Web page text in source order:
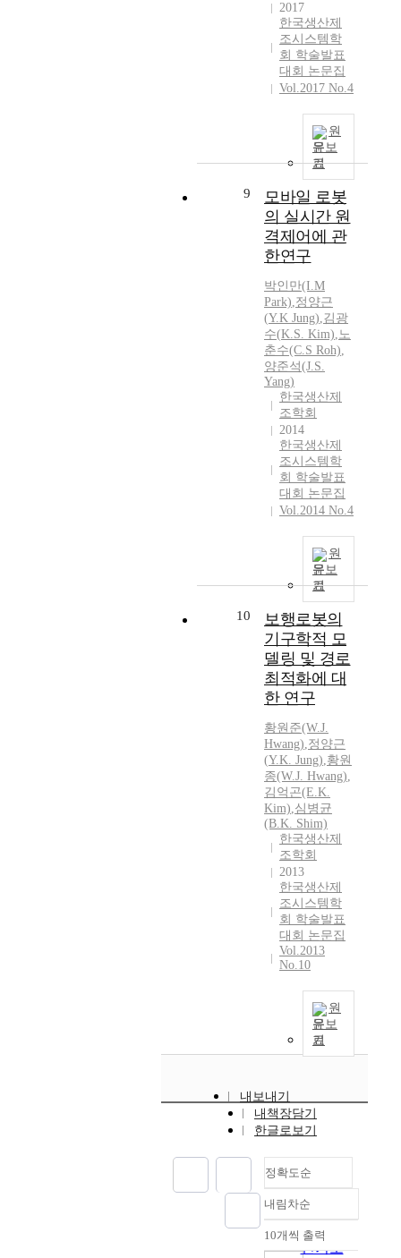
2017
한국생산제
조시스템학
회 학술발표
대회 논문집
Vol.2017 No.4
원
문보
기
9
모바일 로봇
의 실시간 원
격제어에 관
한연구
박인만(I.M
Park),정양근
(Y.K Jung),김광
수(K.S. Kim),노
춘수(C.S Roh),
양준석(J.S.
Yang)
한국생산제
조학회
2014
한국생산제
조시스템학
회 학술발표
대회 논문집
Vol.2014 No.4
원
문보
기
10
보행로봇의
기구학적 모
델링 및 경로
최적화에 대
한 연구
황원준(W.J.
Hwang),정양근
(Y.K. Jung),황원
종(W.J. Hwang),
김억곤(E.K.
Kim),심병균
(B.K. Shim)
한국생산제
조학회
2013
한국생산제
조시스템학
회 학술발표
대회 논문집
Vol.2013
No.10
원
문보
기
내보내기
내책장담기
한글로보기
정확도순
정확도
순
인기도
내림차순
내림차순
10개씩 출력